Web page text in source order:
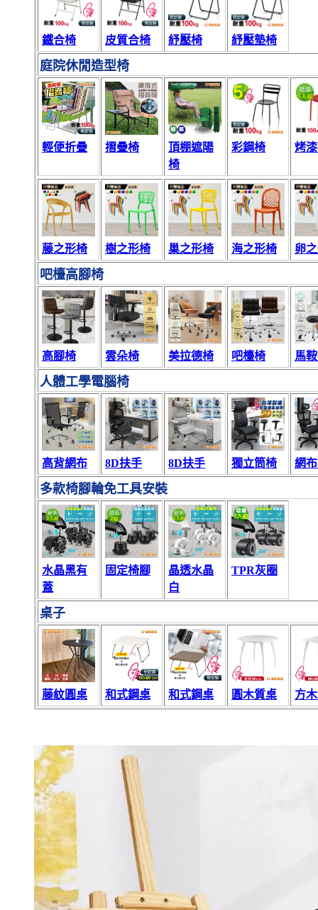
鐵合椅 皮質合椅 紓壓椅 紓壓墊椅
庭院休閒造型椅
輕便折疊 摺疊椅
頂棚遮陽
椅
彩鋼椅 烤
藤之形椅 樹之形椅 巢之形椅 海之形椅 卵
吧檯高腳椅
高腳椅 雲朵椅 美拉德椅 吧檯椅 馬
人體工學電腦椅
高背網布 8D扶手 8D扶手 獨立筒椅 網
多款椅腳輪免工具安裝
水晶黑有
蓋
固定椅腳
晶透水晶
白
TPR灰圈
桌子
藤紋圓桌 和式鋼桌 和式鋼桌 圓木質桌 方